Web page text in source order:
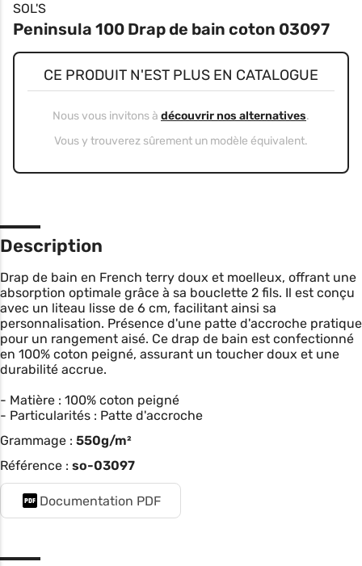
SOL'S
Peninsula 100 Drap de bain coton 03097
CE PRODUIT N'EST PLUS EN CATALOGUE
Nous vous invitons à découvrir nos alternatives.
Vous y trouverez sûrement un modèle équivalent.
Description
Drap de bain en French terry doux et moelleux, offrant une
absorption optimale grâce à sa bouclette 2 fils. Il est conçu
avec un liteau lisse de 6 cm, facilitant ainsi sa
personnalisation. Présence d'une patte d'accroche pratique
pour un rangement aisé. Ce drap de bain est confectionné
en 100% coton peigné, assurant un toucher doux et une
durabilité accrue.
- Matière : 100% coton peigné
- Particularités : Patte d'accroche
Grammage : 550g/m²
Référence : so-03097
Documentation PDF